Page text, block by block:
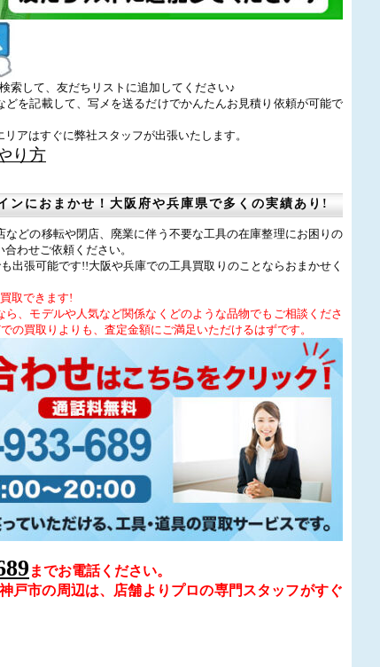
して、友だちリストに追加してください♪
どを記載して、写メを送るだけでかんたんお見積り依頼が可能で
アはすぐに弊社スタッフが出張いたします。
り方
ンにおまかせ！大阪府や兵庫県で多くの実績あり!
などの移転や閉店、廃業に伴う不要な工具の在庫整理にお困りの
わせご依頼ください。
出張可能です!!大阪や兵庫での工具買取りのことならおまかせく
取できます!
ら、モデルや人気など関係なくどのような品物でもご相談くださ
の買取りよりも、査定金額にご満足いただけるはずです。
までお電話ください。
戸市の周辺は、店舗よりプロの専門スタッフがすぐ